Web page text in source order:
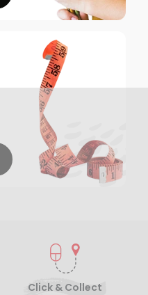
Click & Collect